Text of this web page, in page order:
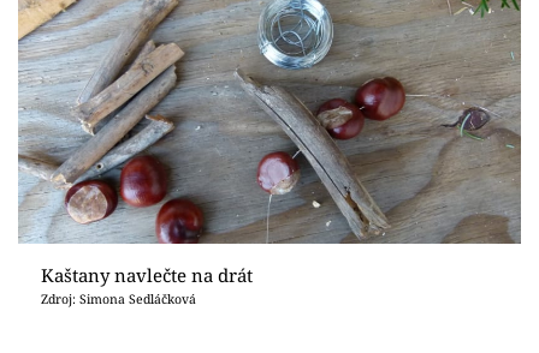
Kaštany navlečte na drát
Zdroj: Simona Sedláčková